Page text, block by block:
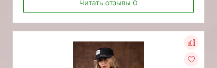
Читать отзывы 0